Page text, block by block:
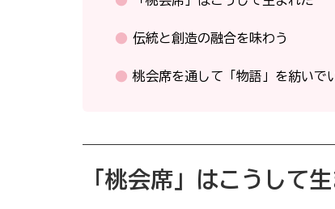
伝統と創造の融合を味わう
桃会席を通して「物語」を紡いで
「桃会席」はこうして